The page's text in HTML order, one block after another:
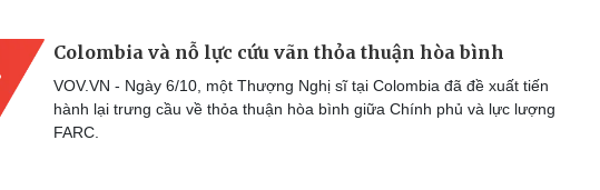
Colombia và nỗ lực cứu vãn thỏa thuận hòa bình
VOV.VN - Ngày 6/10, một Thượng Nghị sĩ tại Colombia đã đề xuất tiến
hành lại trưng cầu về thỏa thuận hòa bình giữa Chính phủ và lực lượng
FARC.